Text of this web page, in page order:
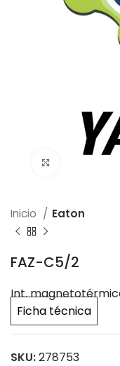
Inicio Eaton
FAZ-C5/2
Int.
Ficha técnica
SKU:278753